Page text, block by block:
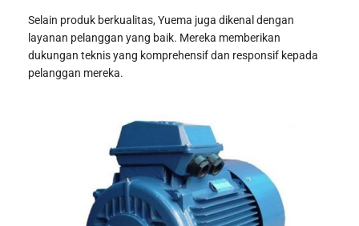
Selain produk berkualitas, Yuema juga dikenal dengan
layanan pelanggan yang baik. Mereka memberikan
dukungan teknis yang komprehensif dan responsif kepada
pelanggan mereka.